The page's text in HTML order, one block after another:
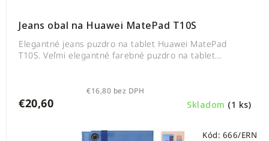
Jeans obal na Huawei MatePad T10S
Skladom (1 ks)
€16,80 bez DPH
€20,60
Elegantné jeans puzdro na tablet Huawei MatePad
T10S. Veľmi elegantné farebné puzdro na tablet...
Kód: 666/ERN